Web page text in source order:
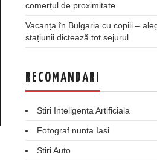
comerțul de proximitate
Vacanța în Bulgaria cu copiii –
stațiunii dictează tot sejurul
RECOMANDARI
Stiri Inteligenta Artificiala
Fotograf nunta Iasi
Stiri Auto